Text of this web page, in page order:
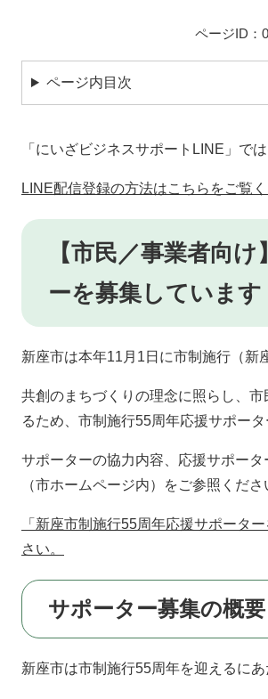
ページID：
ページ内目次
「にいざビジネスサポートLINE」で
LINE配信登録の方法はこちらをご覧
【市民／事業者向
ーを募集していま
新座市は本年11月1日に市制施行（新
共創のまちづくりの理念に照らし、
るため、市制施行55周年応援サポータ
サポーターの協力内容、応援サポー
（市ホームページ内）をご参照くださ
「新座市制施行55周年応援サポータ
さい。
サポーター募集の概
新座市は市制施行55周年を迎えるに